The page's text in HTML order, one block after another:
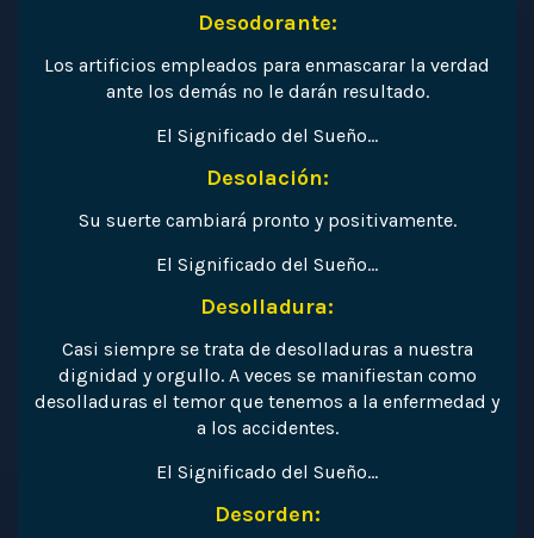
Desodorante:
Los artificios empleados para enmascarar la verdad
ante los demás no le darán resultado.
El Significado del Sueño…
Desolación:
Su suerte cambiará pronto y positivamente.
El Significado del Sueño…
Desolladura:
Casi siempre se trata de desolladuras a nuestra
dignidad y orgullo. A veces se manifiestan como
desolladuras el temor que tenemos a la enfermedad y
a los accidentes.
El Significado del Sueño…
Desorden: